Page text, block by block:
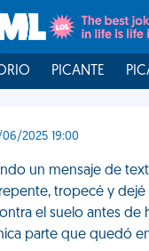
PICANTE
2025 19:00
un mensaje de
tropecé y
el suelo antes de
parte que quedó